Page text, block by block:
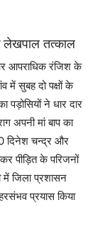
लेखपाल तत्काल
आपराधिक रंजिश के
में सुबह दो पक्षों के
पड़ोसियों ने धार दार
अपनी मां बाप का
दिनेश चन्द्र और
पीड़ित के परिजनों
में जिला प्रशासन
प्रयास किया